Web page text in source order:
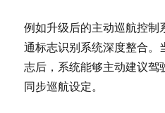
例如升级后的主动巡航控制
通标志识别系统深度整合。
志后，系统能够主动建议驾
同步巡航设定。